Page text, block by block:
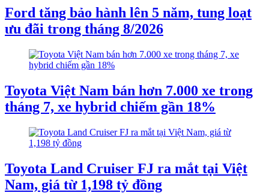
Ford tăng bảo hành lên 5 năm, tung loạt
ưu đãi trong tháng 8/2026
Toyota Việt Nam bán hơn 7.000 xe trong
tháng 7, xe hybrid chiếm gần 18%
Toyota Land Cruiser FJ ra mắt tại Việt
Nam, giá từ 1,198 tỷ đồng